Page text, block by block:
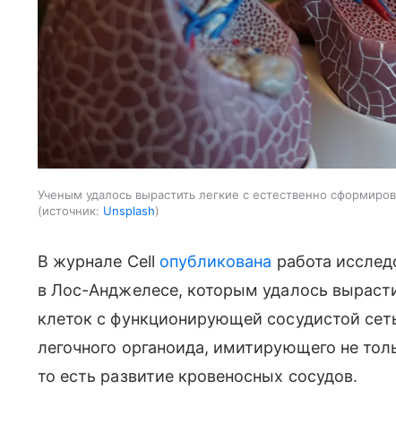
Ученым удалось вырастить легкие с естественно
источник: Unsplash
В журнале Cell опубликована работа
в Лос-Анджелесе, которым удалось
клеток с функционирующей сосудистой
легочного органоида, имитирующего не
то есть развитие кровеносных сосудов.